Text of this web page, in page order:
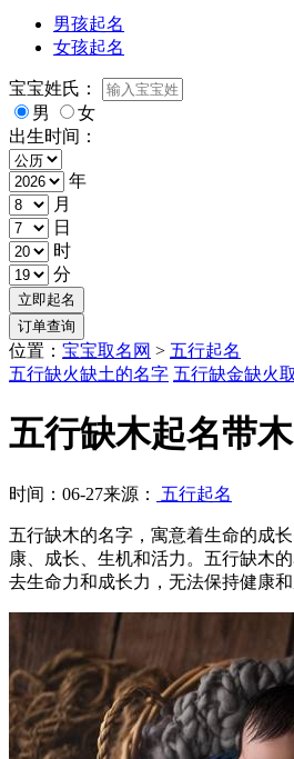
男孩起名
女孩起名
宝宝姓氏：
男
女
出生时间：
年
月
日
时
分
位置： 宝宝取名网 > 五行起名
五行缺火缺土的名字 五行缺金缺火
五行缺木起名带
时间：06-27来源： 五行起名
五行缺木的名字，寓意着生命的成
康、成长、生机和活力。五行缺木
去生命力和成长力，无法保持健康